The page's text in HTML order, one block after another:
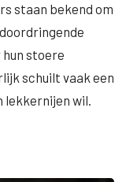
staan bekend om
stoere
schuilt vaak een
lekkernijen wil.